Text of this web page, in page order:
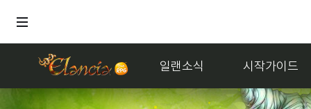
일랜소식 시작가이드